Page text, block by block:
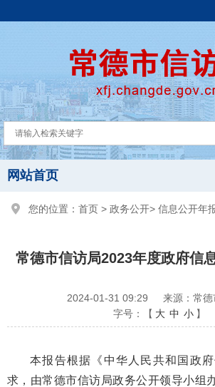
网站首页
您的位置： 首页 > 政务公开> 信息公开年
常德市信访局2023年度政府信
2024-01-31 09:29
来源：常
字号：【 大 中 小 】
本报告根据《中华人民共和国政
求，由常德市信访局政务公开领导小组